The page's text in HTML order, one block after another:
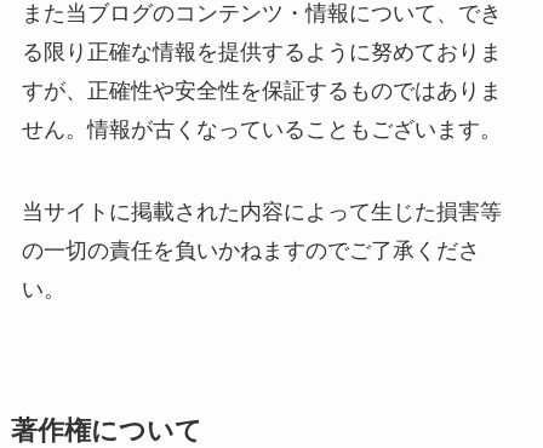
また当ブログのコンテンツ・情報について、でき
る限り正確な情報を提供するように努めておりま
すが、正確性や安全性を保証するものではありま
せん。情報が古くなっていることもございます。
当サイトに掲載された内容によって生じた損害等
の一切の責任を負いかねますのでご了承くださ
い。
著作権について